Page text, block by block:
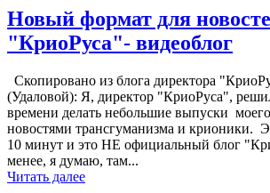
Новый формат для
"КриоРуса"- видеоблог
Скопировано из блога директора
(Удаловой): Я, директор "КриоРуса",
времени делать небольшие выпуски
новостями трансгуманизма и крионики.
10 минут и это НЕ официальный блог
менее, я думаю, там...
Читать далее